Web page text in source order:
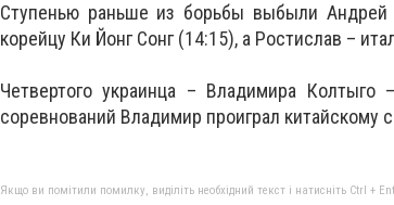
Ступенью раньше из борьбы выбыли Андрей
корейцу Ки Йонг Сонг (14:15), а Ростислав –
Четвертого украинца – Владимира
соревнований Владимир проиграл китайскому
Якщо ви помітили помилку, виділіть необхідний текст і натисніть Ctrl +